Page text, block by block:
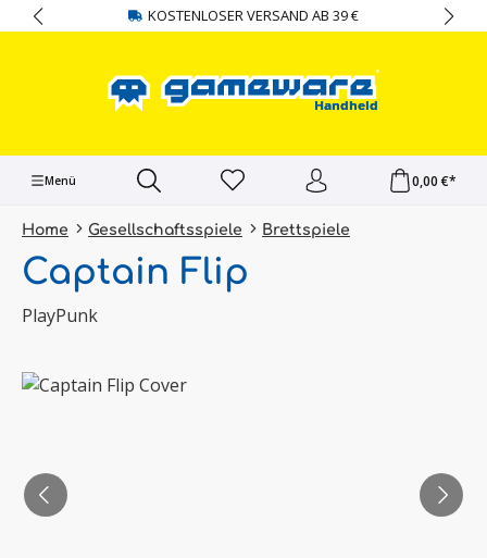
springen KOSTENLOSER VERSAND AB 39 €
Menü 0,00 €*
Home Gesellschaftsspiele Brettspiele
Captain Flip
PlayPunk
Bildergalerie überspringen